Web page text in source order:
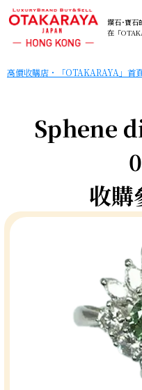
鑽石･寶
在「
高價收購店・「OTAKARAYA」首
Sphene
收購